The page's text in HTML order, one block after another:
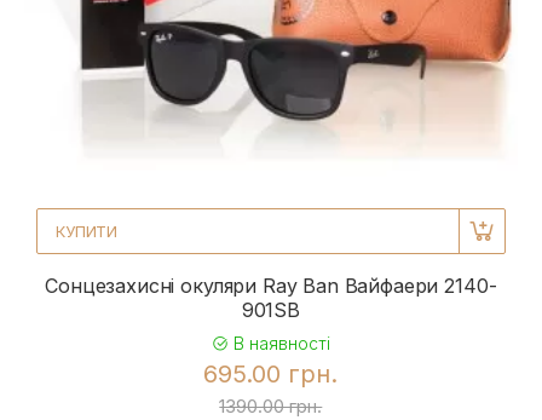
КУПИТИ
Сонцезахисні окуляри Ray Ban Вайфаери 2140-
901SB
В наявності
695.00 грн.
1390.00 грн.